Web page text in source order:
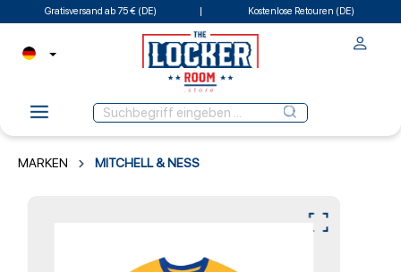
Gratisversand ab 75 € (DE) Kostenlose Retouren (DE)
MARKEN MITCHELL & NESS